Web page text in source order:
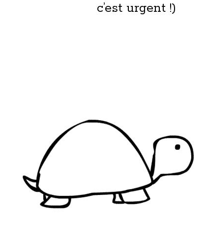
c’est urgent !)